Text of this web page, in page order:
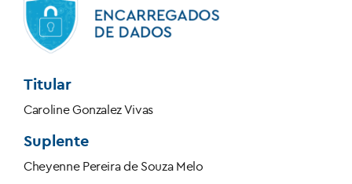
Titular
Caroline Gonzalez Vivas
Suplente
Cheyenne Pereira de Souza Melo